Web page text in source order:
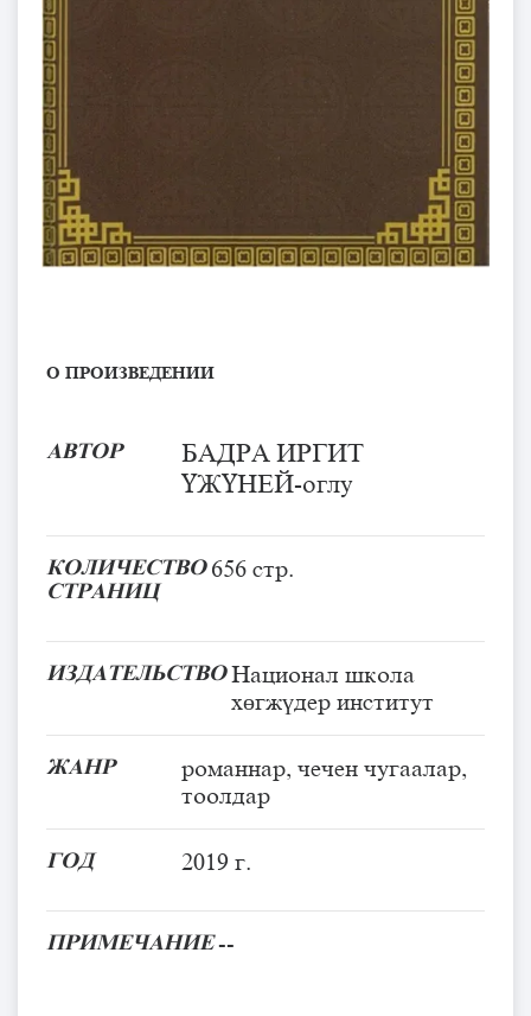
О ПРОИЗВЕДЕНИИ
АВТОР
БАДРА ИРГИТ
ҮЖҮНЕЙ-оглу
КОЛИЧЕСТВО
СТРАНИЦ
656 стр.
ИЗДАТЕЛЬСТВО Национал школа
хөгжүдер институт
ЖАНР
романнар, чечен чугаалар,
тоолдар
ГОД 2019 г.
ПРИМЕЧАНИЕ --